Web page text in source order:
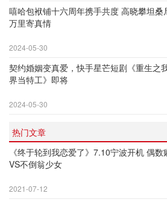
嘻哈包袱铺十六周年携手共度 高晓攀坦桑
万里寄真情
2024-05-30
契约婚姻变真爱，快手星芒短剧《重生之
界当特工》即将
2024-05-30
热门文章
《终于轮到我恋爱了》7.10宁波开机 偶数
VS不倒翁少女
2021-07-12